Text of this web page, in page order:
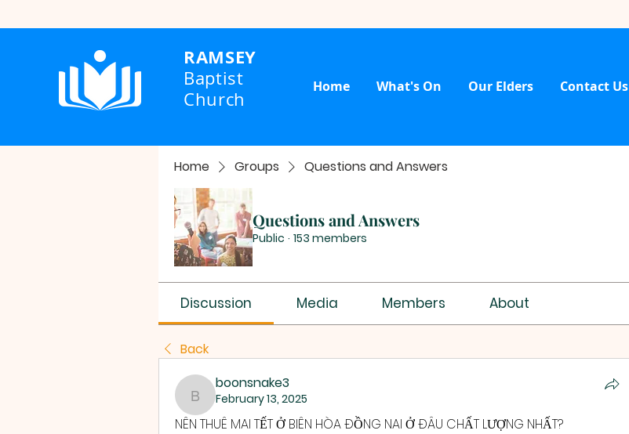
RAMSEY
Baptist
Church
Home What's On Our Elders Contact Us
Home Groups Questions and Answers
Questions and Answers
Public · 153 members
Discussion Media Members About
Back
boonsnake3
boonsnake3
February 13, 2025
NÊN THUÊ MAI TẾT Ở BIÊN HÒA ĐỒNG NAI Ở ĐÂU CHẤT LƯỢNG NHẤT?